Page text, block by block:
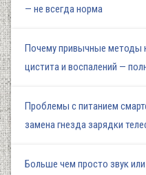
— не всегда норма
Почему привычные методы
цистита и воспалений —
Проблемы с питанием
замена гнезда зарядки
Больше чем просто звук